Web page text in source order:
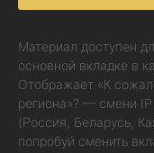
Материал доступен
основной вкладке в
Отображает «К
региона»? — смени
(Россия, Беларусь,
попробуй сменить